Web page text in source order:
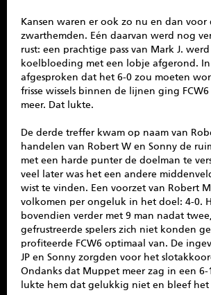
Kansen waren er ook zo nu en dan voor
zwarthemden. Eén daarvan werd nog
rust: een prachtige pass van Mark J.
koelbloeding met een lobje afgerond. In
afgesproken dat het 6-0 zou moeten
frisse wissels binnen de lijnen ging
meer. Dat lukte.
De derde treffer kwam op naam van
handelen van Robert W en Sonny de
met een harde punter de doelman te
veel later was het een andere
wist te vinden. Een voorzet van Robert
volkomen per ongeluk in het doel: 4-0.
bovendien verder met 9 man nadat
gefrustreerde spelers zich niet konden
profiteerde FCW6 optimaal van. De
JP en Sonny zorgden voor het
Ondanks dat Muppet meer zag in een 6-
lukte hem dat gelukkig niet en bleef het